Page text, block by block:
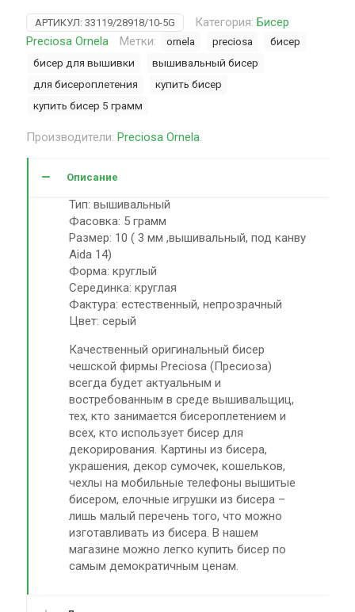
АРТИКУЛ: 33119/28918/10-5G Категория: Бисер
Preciosa Ornela
Метки: ornela preciosa
бисер
бисер для вышивки
вышивальный бисер
для бисероплетения
купить бисер
купить бисер 5 грамм
Производители: Preciosa Ornela.
Описание
Тип: вышивальный
Фасовка: 5 грамм
Размер: 10 ( 3 мм ,вышивальный, под канву
Aida 14)
Форма: круглый
Серединка: круглая
Фактура: естественный, непрозрачный
Цвет: серый
Качественный оригинальный бисер
чешской фирмы Preciosa (Пресиоза)
всегда будет актуальным и
востребованным в среде вышивальщиц,
тех, кто занимается бисероплетением и
всех, кто использует бисер для
декорирования. Картины из бисера,
украшения, декор сумочек, кошельков,
чехлы на мобильные телефоны вышитые
бисером, елочные игрушки из бисера –
лишь малый перечень того, что можно
изготавливать из бисера. В нашем
магазине можно легко купить бисер по
самым демократичным ценам.